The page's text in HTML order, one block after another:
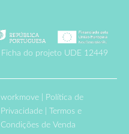
Ficha do projeto UDE 12449
workmove
Política de
Privacidade
Termos e
Condições de Venda